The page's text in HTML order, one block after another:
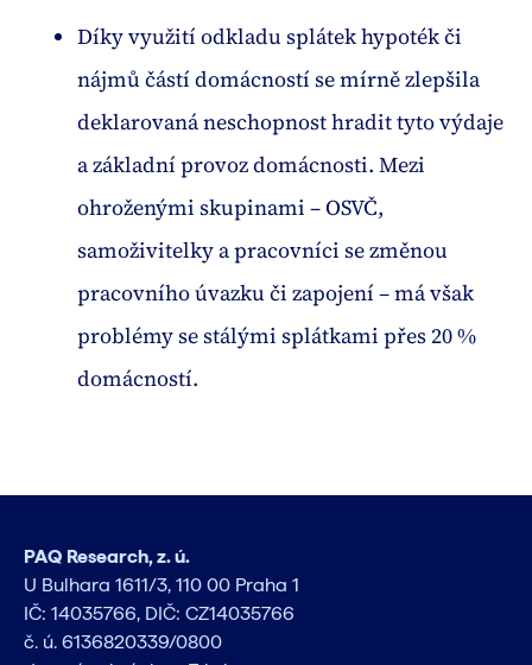
Díky využití odkladu splátek hypoték či
nájmů částí domácností se mírně zlepšila
deklarovaná neschopnost hradit tyto výdaje
a základní provoz domácnosti. Mezi
ohroženými skupinami – OSVČ,
samoživitelky a pracovníci se změnou
pracovního úvazku či zapojení – má však
problémy se stálými splátkami přes 20 %
domácností.
PAQ Research, z. ú.
U Bulhara 1611/3, 110 00 Praha 1
IČ: 14035766, DIČ: CZ14035766
č. ú. 6136820339/0800